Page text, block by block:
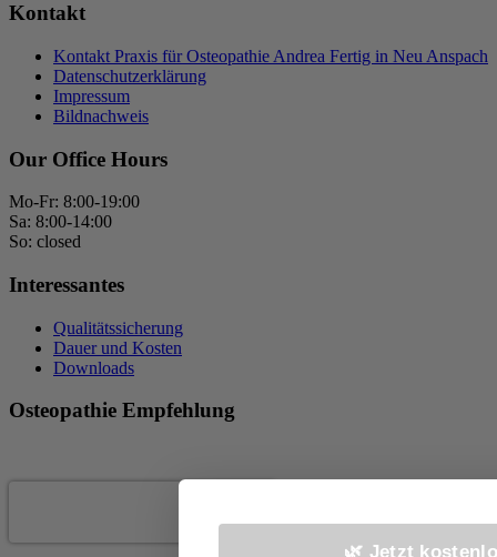
Kontakt
Kontakt Praxis für Osteopathie Andrea Fertig in Neu Anspach
Datenschutzerklärung
Impressum
Bildnachweis
Our Office Hours
Mo-Fr: 8:00-19:00
Sa: 8:00-14:00
So: closed
Interessantes
Qualitätssicherung
Dauer und Kosten
Downloads
Osteopathie Empfehlung
🌿 Jetzt